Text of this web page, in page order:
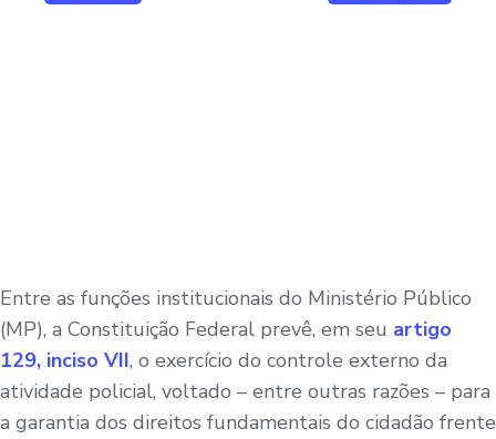
Entre as funções institucionais do Ministério Público
(MP), a Constituição Federal prevê, em seu artigo
129, inciso VII, o exercício do controle externo da
atividade policial, voltado – entre outras razões – para
a garantia dos direitos fundamentais do cidadão frente